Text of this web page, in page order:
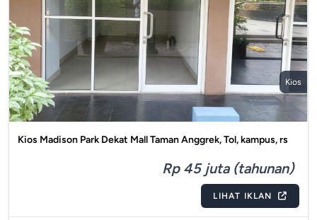
Kios
Kios Madison Park Dekat Mall Taman Anggrek, Tol, kampus, rs
Rp 45 juta (tahunan)
LIHAT IKLAN